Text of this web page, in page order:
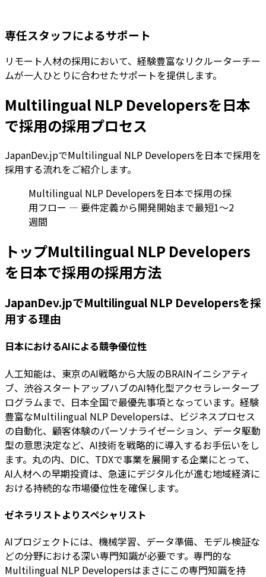
専任スタッフによるサポート
リモート人材の採用において、経験豊富なリクルーターチー
ムが一人ひとりに合わせたサポートを提供します。
Multilingual NLP Developersを日本
で採用の採用プロセス
JapanDev.jpでMultilingual NLP Developersを日本で採用を
採用する流れをご紹介します。
Multilingual NLP Developersを日本で採用の採
用フロー — 要件定義から開発開始まで最短1〜2
週間
トップMultilingual NLP Developers
を日本で採用の採用方法
JapanDev.jpでMultilingual NLP Developersを採
用する理由
日本におけるAIによる競争優位性
人工知能は、東京のAI戦略から大阪のBRAINイニシアティ
ブ、渋谷スタートアップハブのAI特化型アクセラレータープ
ログラムまで、日本全国で最優先事項となっています。経験
豊富なMultilingual NLP Developersは、ビジネスプロセス
の自動化、顧客体験のパーソナライゼーション、データ駆動
型の意思決定など、AI技術を戦略的に導入するお手伝いをし
ます。丸の内、DIC、TDXで事業を展開する企業にとって、
AI人材への早期投資は、急速にデジタル化が進む地域経済に
おける持続的な市場優位性を確保します。
ゼネラリストよりスペシャリスト
AIプロジェクトには、機械学習、データ準備、モデル検証な
どの分野における深い専門知識が必要です。専門的な
Multilingual NLP Developersはまさにこの専門知識を持